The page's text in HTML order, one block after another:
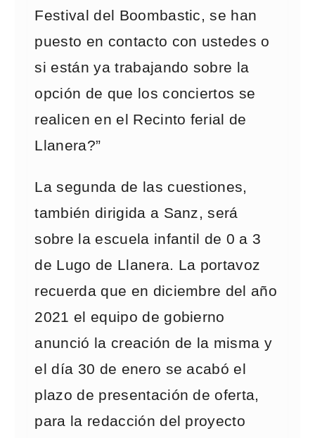
Festival del Boombastic, se han
puesto en contacto con ustedes o
si están ya trabajando sobre la
opción de que los conciertos se
realicen en el Recinto ferial de
Llanera?”
La segunda de las cuestiones,
también dirigida a Sanz, será
sobre la escuela infantil de 0 a 3
de Lugo de Llanera. La portavoz
recuerda que en diciembre del año
2021 el equipo de gobierno
anunció la creación de la misma y
el día 30 de enero se acabó el
plazo de presentación de oferta,
para la redacción del proyecto